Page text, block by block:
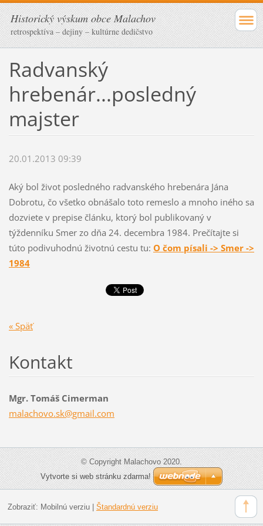
Historický výskum obce Malachov
retrospektíva – dejiny – kultúrne dedičstvo
Radvanský
hrebenár...posledný
majster
20.01.2013 09:39
Aký bol život posledného radvanského hrebenára Jána
Dobrotu, čo všetko obnášalo toto remeslo a mnoho iného sa
dozviete v prepise článku, ktorý bol publikovaný v
týždenníku Smer zo dňa 24. decembra 1984. Prečítajte si
túto podivuhodnú životnú cestu tu: O čom písali -> Smer ->
1984
« Späť
Kontakt
Mgr. Tomáš Cimerman
malachovo.sk@gmail.com
© Copyright Malachovo 2020.
Vytvorte si web stránku zdarma!
Zobraziť: Mobilnú verziu| Štandardnú verziu